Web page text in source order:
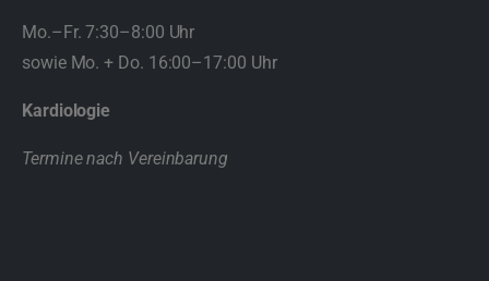
Mo.–Fr. 7:30–8:00 Uhr
sowie Mo. + Do. 16:00–17:00 Uhr
Kardiologie
Termine nach Vereinbarung